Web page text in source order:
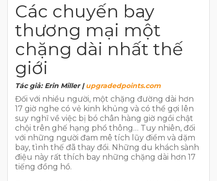
Các chuyến bay
thương mại một
chặng dài nhất thế
giới
Tác giả: Erin Miller |upgradedpoints.com
Đối với nhiều người, một chặng đường dài hơn
17 giờ nghe có vẻ kinh khủng và có thể gợi lên
suy nghĩ về việc bị bó chân hàng giờ ngồi chật
chội trên ghế hạng phổ thông… Tuy nhiên, đối
với những người đam mê tích lũy điểm và dặm
bay, tình thế đã thay đổi. Những du khách sành
điệu này rất thích bay những chặng dài hơn 17
tiếng đồng hồ.